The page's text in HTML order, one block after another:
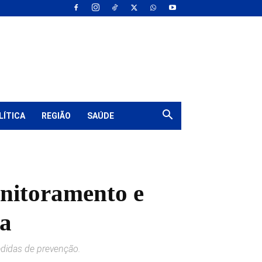
REGIÃO SAÚDE
e
de prevenção.